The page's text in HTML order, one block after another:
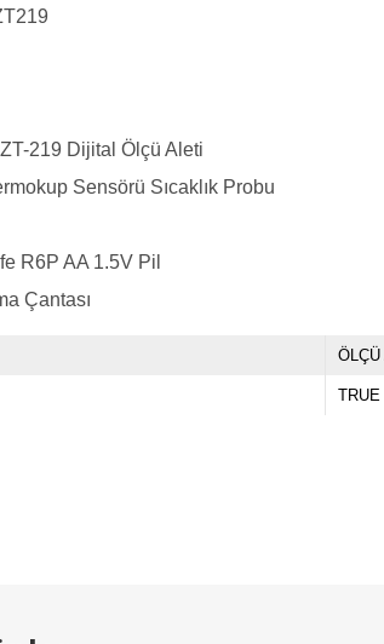
219 Dijital Ölçü Aleti
Sensörü Sıcaklık Probu
R6P AA 1.5V Pil
Çantası
ÖLÇÜ